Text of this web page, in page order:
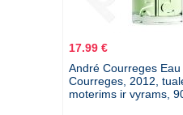
17.99 €
André Courreges Eau
Courreges, 2012,
moterims ir vyrams,